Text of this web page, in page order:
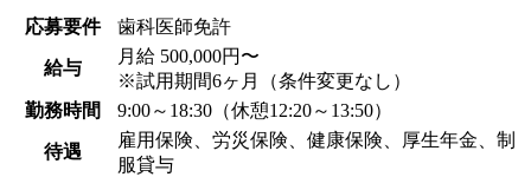
応募要件 歯科医師免許
給与
月給 500,000円〜
※試用期間6ヶ月（条件変更なし）
勤務時間
9:00～18:30（休憩12:20～13:50）
待遇
雇用保険、労災保険、健康保険、厚生年金、制
服貸与